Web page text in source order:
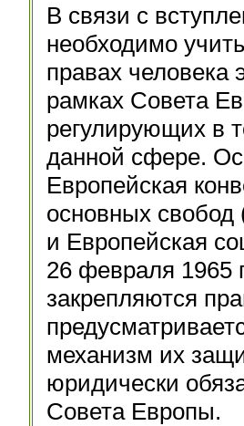
В связи с
необходимо
правах человека
рамках Совета
регулирующих в
дан­ной сфере.
Европейская
основных свобод
и Европейская
26 февраля 1965
закрепляются
механизм их
юридически
Совета Европы.